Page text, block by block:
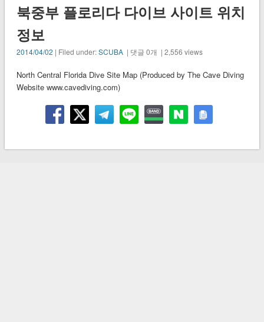
북중부 플로리다 다이브 사이트 위치
정보
2014/04/02 | Filed under:SCUBA| 댓글 0개 | 2,556 views
North Central Florida Dive Site Map (Produced by The Cave Diving
Website www.cavediving.com)